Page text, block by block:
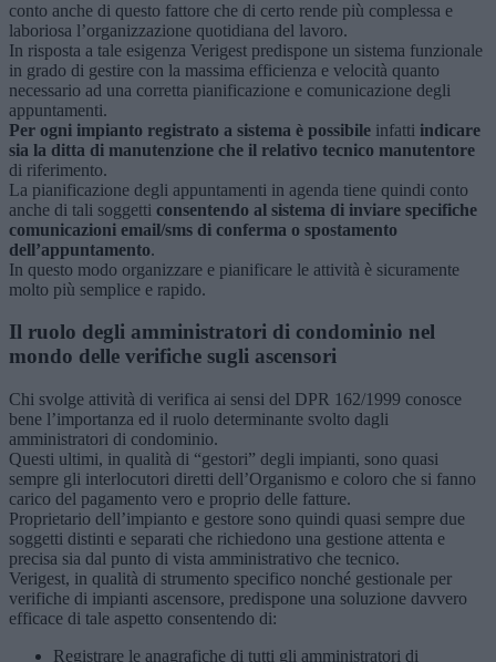
conto anche di questo fattore che di certo rende più complessa e
laboriosa l’organizzazione quotidiana del lavoro.
In risposta a tale esigenza Verigest predispone un sistema funzionale
in grado di gestire con la massima efficienza e velocità quanto
necessario ad una corretta pianificazione e comunicazione degli
appuntamenti.
Per ogni impianto registrato a sistema è possibile infatti indicare
sia la ditta di manutenzione che il relativo tecnico manutentore
di riferimento.
La pianificazione degli appuntamenti in agenda tiene quindi conto
anche di tali soggetti consentendo al sistema di inviare specifiche
comunicazioni email/sms di conferma o spostamento
dell’appuntamento.
In questo modo organizzare e pianificare le attività è sicuramente
molto più semplice e rapido.
Il ruolo degli amministratori di condominio nel
mondo delle verifiche sugli ascensori
Chi svolge attività di verifica ai sensi del DPR 162/1999 conosce
bene l’importanza ed il ruolo determinante svolto dagli
amministratori di condominio.
Questi ultimi, in qualità di “gestori” degli impianti, sono quasi
sempre gli interlocutori diretti dell’Organismo e coloro che si fanno
carico del pagamento vero e proprio delle fatture.
Proprietario dell’impianto e gestore sono quindi quasi sempre due
soggetti distinti e separati che richiedono una gestione attenta e
precisa sia dal punto di vista amministrativo che tecnico.
Verigest, in qualità di strumento specifico nonché gestionale per
verifiche di impianti ascensore, predispone una soluzione davvero
efficace di tale aspetto consentendo di:
Registrare le anagrafiche di tutti gli amministratori di